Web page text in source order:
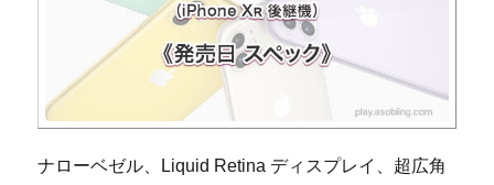
ナローベゼル、Liquid Retina ディスプレイ、超広角